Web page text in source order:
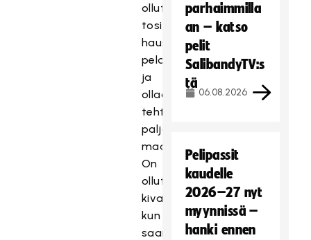
ollut
tosi
hauskaa
pelata
ja
ollaan
tehty
paljon
maaleja.
On
ollut
kivaa,
kun on
saanut
parhaimmilla
an – katso
pelit
SalibandyTV:s
tä
06.08.2026
Pelipassit
kaudelle
2026–27 nyt
myynnissä –
hanki ennen